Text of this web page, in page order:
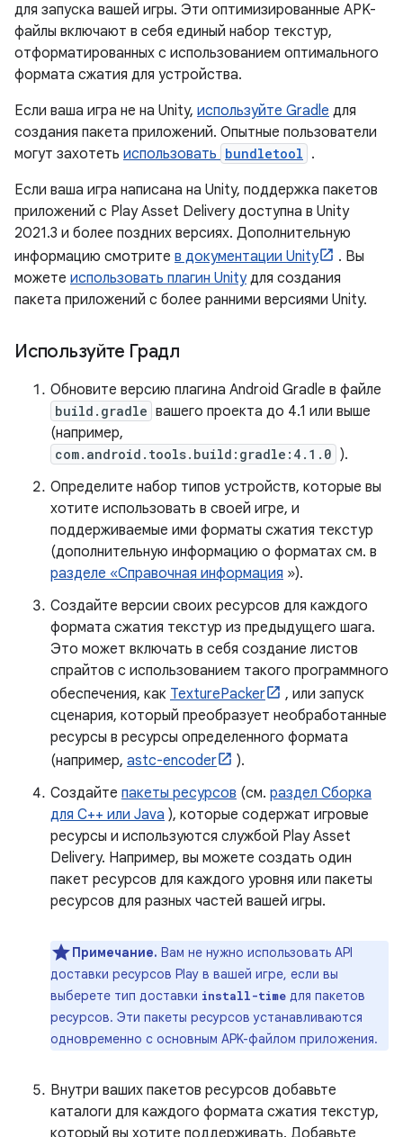
для запуска вашей игры. Эти оптимизированные APK-
файлы включают в себя единый набор текстур,
отформатированных с использованием оптимального
формата сжатия для устройства.
Если ваша игра не на Unity, используйте Gradle для
создания пакета приложений. Опытные пользователи
могут захотеть использовать bundletool .
Если ваша игра написана на Unity, поддержка пакетов
приложений с Play Asset Delivery доступна в Unity
2021.3 и более поздних версиях. Дополнительную
информацию смотрите в документации Unity
. Вы
можете использовать плагин Unityдля создания
пакета приложений с более ранними версиями Unity.
Используйте Градл
Обновите версию плагина Android Gradle в файле
build.gradle вашего проекта до 4.1 или выше
(например,
com.android.tools.build:gradle:4.1.0 ).
Определите набор типов устройств, которые вы
хотите использовать в своей игре, и
поддерживаемые ими форматы сжатия текстур
(дополнительную информацию о форматах см. в
разделе «Справочная информация »).
Создайте версии своих ресурсов для каждого
формата сжатия текстур из предыдущего шага.
Это может включать в себя создание листов
спрайтов с использованием такого программного
обеспечения, как TexturePacker
, или запуск
сценария, который преобразует необработанные
ресурсы в ресурсы определенного формата
(например, astc-encoder
).
Создайте пакеты ресурсов (см. раздел Сборка
для C++ или Java ), которые содержат игровые
ресурсы и используются службой Play Asset
Delivery. Например, вы можете создать один
пакет ресурсов для каждого уровня или пакеты
ресурсов для разных частей вашей игры.
Примечание. Вам не нужно использовать API
доставки ресурсов Play в вашей игре, если вы
выберете тип доставки install-time для пакетов
ресурсов. Эти пакеты ресурсов устанавливаются
одновременно с основным APK-файлом приложения.
Внутри ваших пакетов ресурсов добавьте
каталоги для каждого формата сжатия текстур,
который вы хотите поддерживать. Добавьте